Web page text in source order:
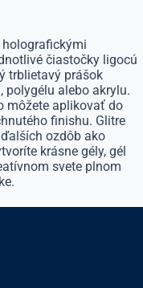
čiastočky ligocú
trblietavý prášok
polygélu alebo akrylu.
môžete aplikovať do
finishu. Glitre
ozdôb ako
krásne gély, gél
svete plnom